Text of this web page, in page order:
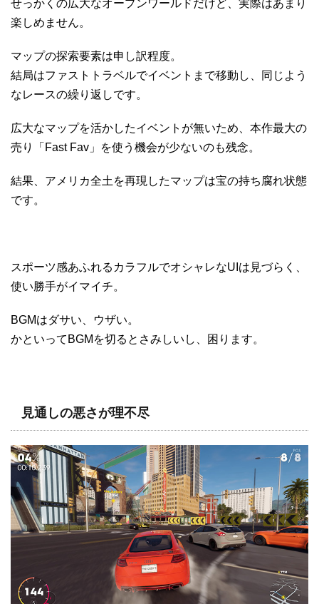
せっかくの広大なオープンワールドだけど、実際はあまり
楽しめません。
マップの探索要素は申し訳程度。
結局はファストトラベルでイベントまで移動し、同じよう
なレースの繰り返しです。
広大なマップを活かしたイベントが無いため、本作最大の
売り「Fast Fav」を使う機会が少ないのも残念。
結果、アメリカ全土を再現したマップは宝の持ち腐れ状態
です。
スポーツ感あふれるカラフルでオシャレなUIは見づらく、
使い勝手がイマイチ。
BGMはダサい、ウザい。
かといってBGMを切るとさみしいし、困ります。
見通しの悪さが理不尽